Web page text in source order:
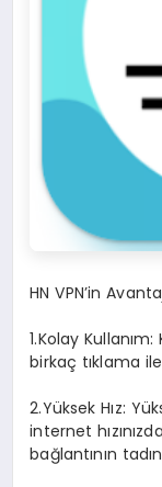
HN VPN’in
1.Kolay
birkaç tıklama
2.Yüksek Hız:
internet
bağlantının